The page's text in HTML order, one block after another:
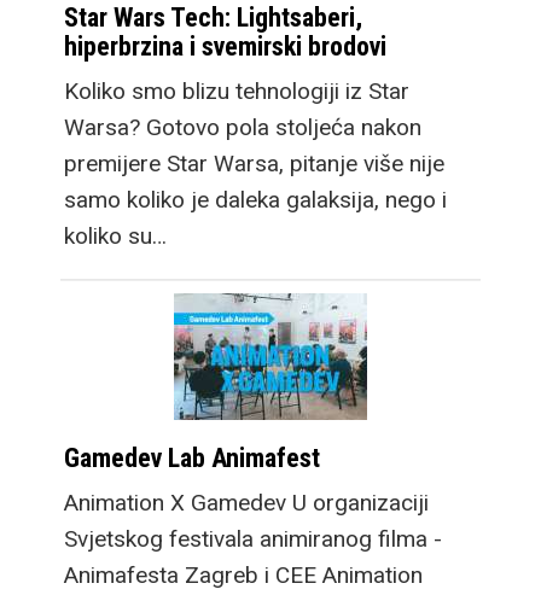
Star Wars Tech: Lightsaberi,
hiperbrzina i svemirski brodovi
Koliko smo blizu tehnologiji iz Star
Warsa? Gotovo pola stoljeća nakon
premijere Star Warsa, pitanje više nije
samo koliko je daleka galaksija, nego i
koliko su…
Gamedev Lab Animafest
Animation X Gamedev U organizaciji
Svjetskog festivala animiranog filma -
Animafesta Zagreb i CEE Animation